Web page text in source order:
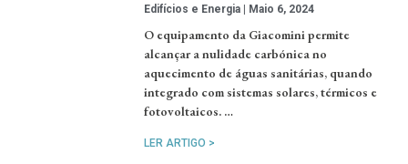
Edifícios e Energia Maio 6, 2024
O equipamento da Giacomini permite
alcançar a nulidade carbónica no
aquecimento de águas sanitárias, quando
integrado com sistemas solares, térmicos e
fotovoltaicos. …
LER ARTIGO >